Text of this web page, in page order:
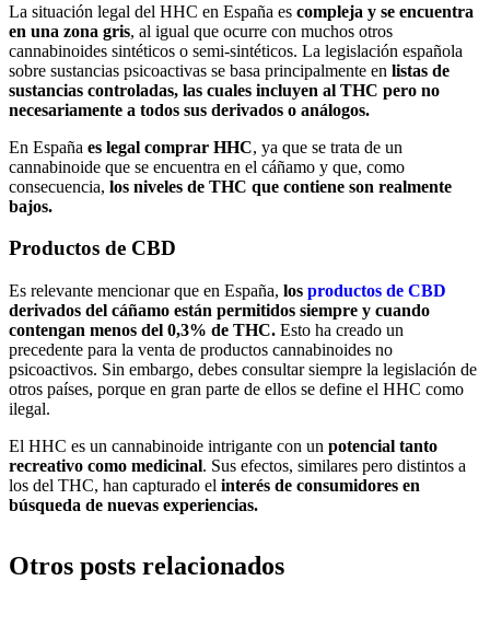
La situación legal del HHC en España es compleja y se encuentra
en una zona gris, al igual que ocurre con muchos otros
cannabinoides sintéticos o semi-sintéticos. La legislación española
sobre sustancias psicoactivas se basa principalmente en listas de
sustancias controladas, las cuales incluyen al THC pero no
necesariamente a todos sus derivados o análogos.
En España es legal comprar HHC, ya que se trata de un
cannabinoide que se encuentra en el cáñamo y que, como
consecuencia, los niveles de THC que contiene son realmente
bajos.
Productos de CBD
Es relevante mencionar que en España, los productos de CBD
derivados del cáñamo están permitidos siempre y cuando
contengan menos del 0,3% de THC. Esto ha creado un
precedente para la venta de productos cannabinoides no
psicoactivos. Sin embargo, debes consultar siempre la legislación de
otros países, porque en gran parte de ellos se define el HHC como
ilegal.
El HHC es un cannabinoide intrigante con un potencial tanto
recreativo como medicinal. Sus efectos, similares pero distintos a
los del THC, han capturado el interés de consumidores en
búsqueda de nuevas experiencias.
Otros posts relacionados